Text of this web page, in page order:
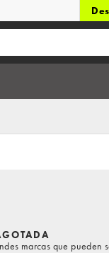
marcas que pueden